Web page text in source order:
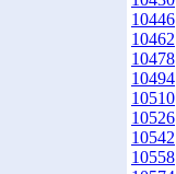
10446
10462
10478
10494
10510
10526
10542
10558